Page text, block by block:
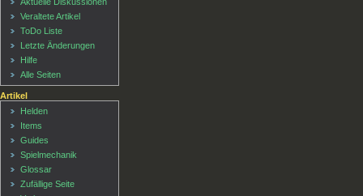
Aktuelle Diskussionen
Veraltete Artikel
ToDo Liste
Letzte Änderungen
Hilfe
Alle Seiten
Artikel
Helden
Items
Guides
Spielmechanik
Glossar
Zufällige Seite